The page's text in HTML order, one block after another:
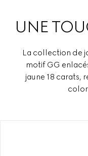
UNE
La collection de
motif GG
jaune 18 carats,